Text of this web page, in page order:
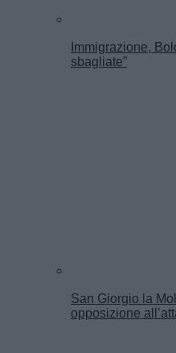
Immigrazione,
sbagliate”
San Giorgio la
opposizione